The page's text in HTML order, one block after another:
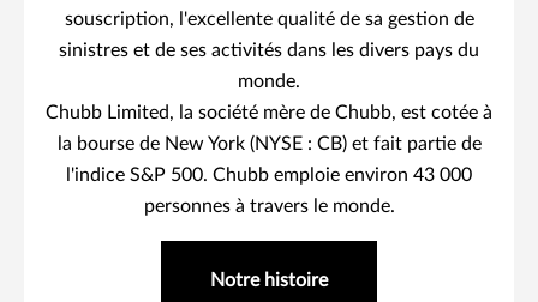
souscription, l'excellente qualité de sa gestion de
sinistres et de ses activités dans les divers pays du
monde.
Chubb Limited, la société mère de Chubb, est cotée à
la bourse de New York (NYSE : CB) et fait partie de
l'indice S&P 500. Chubb emploie environ 43 000
personnes à travers le monde.
Notre histoire